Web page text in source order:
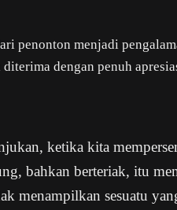
penonton menjadi
dengan penuh
ketika kita
bahkan berteriak, itu
menampilkan sesuatu